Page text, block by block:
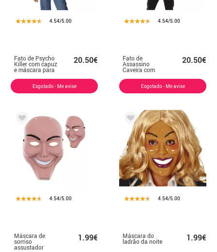
4.54/5.00
Fato de Psycho
Killer com capuz
e máscara para
20.50€
Esgotado - Me avise
4.54/5.00
Fato de
Assassino
Caveira com
Máscara para
20.50€
Esgotado - Me avise
4.54/5.00
Máscara de
sorriso
assustador
1.99€
4.54/5.00
Máscara do
ladrão da noite 1.99€